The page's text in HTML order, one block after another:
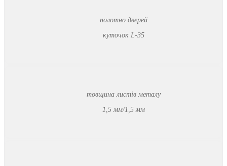
полотно дверей
куточок L-35
товщина листів металу
1,5 мм/1,5 мм